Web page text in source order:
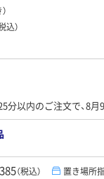
込）
分以内のご注文で、8月
（税込） 置き場所